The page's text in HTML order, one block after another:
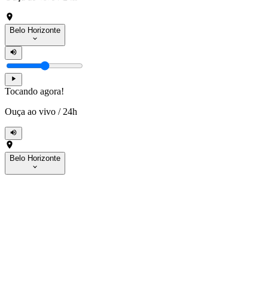
Belo Horizonte
Tocando agora!
Ouça ao vivo / 24h
Belo Horizonte